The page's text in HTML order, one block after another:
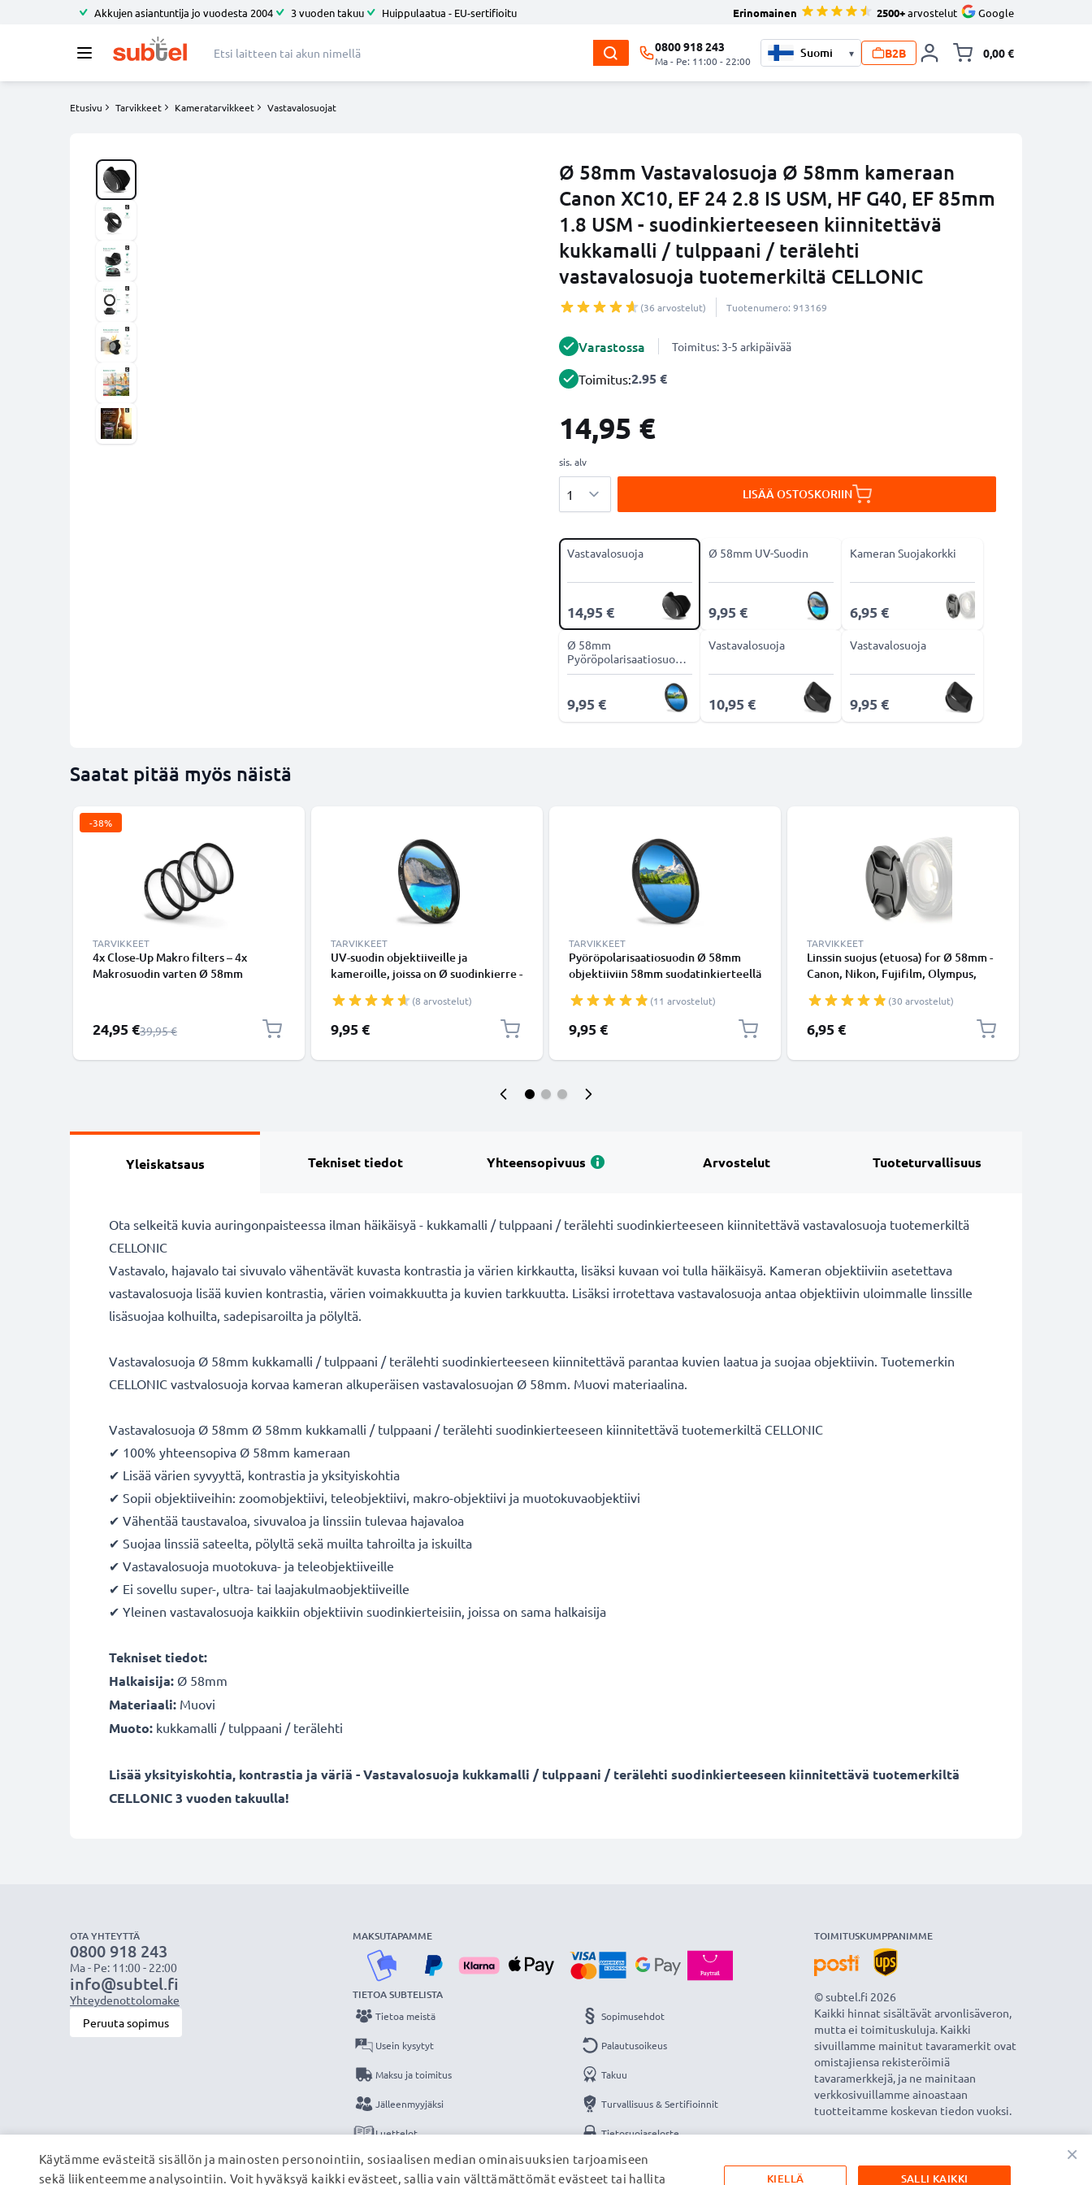
Akkujen asiantuntija jo vuodesta 2004 3 vuoden takuu Huippulaatua - EU-sertifioitu Erinomainen 2500+arvostelut Google
0800 918 243
Ma - Pe: 11:00 - 22:00
▾ B2B 0,00 €
Etusivu Tarvikkeet Kameratarvikkeet Vastavalosuojat
Ø 58mm Vastavalosuoja Ø 58mm kameraan
Canon XC10, EF 24 2.8 IS USM, HF G40, EF 85mm
1.8 USM - suodinkierteeseen kiinnitettävä
kukkamalli / tulppaani / terälehti
vastavalosuoja tuotemerkiltä CELLONIC
(36 arvostelut) Tuotenumero: 913169
Varastossa Toimitus: 3-5 arkipäivää
Toimitus:2.95 €
14,95 €
sis. alv
LISÄÄ OSTOSKORIIN
Vastavalosuoja
14,95 €
Ø 58mm UV-Suodin
9,95 €
Kameran Suojakorkki
6,95 €
Ø 58mm
Pyöröpolarisaatiosuodin
CPL-suodin
9,95 €
Vastavalosuoja
10,95 €
Vastavalosuoja
9,95 €
Saatat pitää myös näistä
-38%
TARVIKKEET
4x Close-Up Makro filters – 4x
Makrosuodin varten Ø 58mm
Erikoishinta
24,95 €Normaali hinta
39,95 €
TARVIKKEET
UV-suodin objektiiveille ja
kameroille, joissa on Ø suodinkierre -
(8 arvostelut)
9,95 €
TARVIKKEET
Pyöröpolarisaatiosuodin Ø 58mm
objektiiviin 58mm suodatinkierteellä
pyöröpola
(11 arvostelut)
9,95 €
TARVIKKEET
Linssin suojus (etuosa) for Ø 58mm -
Canon, Nikon, Fujifilm, Olympus,
Inside handle / Central Pinch Suojus
Kansi
(30 arvostelut)
6,95 €
Yleiskatsaus Tekniset tiedot Yhteensopivuus Arvostelut Tuoteturvallisuus
Ota selkeitä kuvia auringonpaisteessa ilman häikäisyä - kukkamalli / tulppaani / terälehti suodinkierteeseen kiinnitettävä vastavalosuoja tuotemerkiltä
CELLONIC
Vastavalo, hajavalo tai sivuvalo vähentävät kuvasta kontrastia ja värien kirkkautta, lisäksi kuvaan voi tulla häikäisyä. Kameran objektiiviin asetettava
vastavalosuoja lisää kuvien kontrastia, värien voimakkuutta ja kuvien tarkkuutta. Lisäksi irrotettava vastavalosuoja antaa objektiivin uloimmalle linssille
lisäsuojaa kolhuilta, sadepisaroilta ja pölyltä.
Vastavalosuoja Ø 58mm kukkamalli / tulppaani / terälehti suodinkierteeseen kiinnitettävä parantaa kuvien laatua ja suojaa objektiivin. Tuotemerkin
CELLONIC vastvalosuoja korvaa kameran alkuperäisen vastavalosuojan Ø 58mm. Muovi materiaalina.
Vastavalosuoja Ø 58mm Ø 58mm kukkamalli / tulppaani / terälehti suodinkierteeseen kiinnitettävä tuotemerkiltä CELLONIC
✔ 100% yhteensopiva Ø 58mm kameraan
✔ Lisää värien syvyyttä, kontrastia ja yksityiskohtia
✔ Sopii objektiiveihin: zoomobjektiivi, teleobjektiivi, makro-objektiivi ja muotokuvaobjektiivi
✔ Vähentää taustavaloa, sivuvaloa ja linssiin tulevaa hajavaloa
✔ Suojaa linssiä sateelta, pölyltä sekä muilta tahroilta ja iskuilta
✔ Vastavalosuoja muotokuva- ja teleobjektiiveille
✔ Ei sovellu super-, ultra- tai laajakulmaobjektiiveille
✔ Yleinen vastavalosuoja kaikkiin objektiivin suodinkierteisiin, joissa on sama halkaisija
Tekniset tiedot:
Halkaisija: Ø 58mm
Materiaali: Muovi
Muoto: kukkamalli / tulppaani / terälehti
Lisää yksityiskohtia, kontrastia ja väriä - Vastavalosuoja kukkamalli / tulppaani / terälehti suodinkierteeseen kiinnitettävä tuotemerkiltä
CELLONIC 3 vuoden takuulla!
OTA YHTEYTTÄ
0800 918 243
Ma - Pe: 11:00 - 22:00
info@subtel.fi
Yhteydenottolomake
Peruuta sopimus
MAKSUTAPAMME
TIETOA SUBTELISTA
Tietoa meistä
Usein kysytyt
Maksu ja toimitus
Jälleenmyyjäksi
Luettelot
Yhteys
Sopimusehdot
Palautusoikeus
Takuu
Turvallisuus & Sertifioinnit
Tietosuojaseloste
Yritystiedot
TOIMITUSKUMPPANIMME
© subtel.fi 2026
Kaikki hinnat sisältävät arvonlisäveron,
mutta ei toimituskuluja. Kaikki
sivuillamme mainitut tavaramerkit ovat
omistajiensa rekisteröimiä
tavaramerkkejä, ja ne mainitaan
verkkosivuillamme ainoastaan
tuotteitamme koskevan tiedon vuoksi.
×
Käytämme evästeitä sisällön ja mainosten personointiin, sosiaalisen median ominaisuuksien tarjoamiseen
sekä liikenteemme analysointiin. Voit hyväksyä kaikki evästeet, sallia vain välttämättömät evästeet tai hallita
SALLI KAIKKI
KIELLÄ